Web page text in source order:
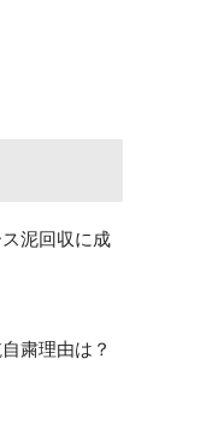
泥回収に成
粛理由は？